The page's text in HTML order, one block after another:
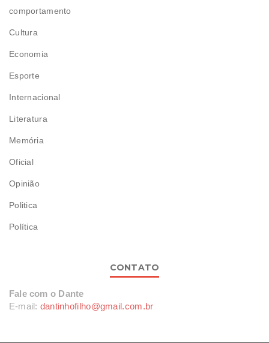
comportamento
Cultura
Economia
Esporte
Internacional
Literatura
Memória
Oficial
Opinião
Politica
Política
CONTATO
Fale com o Dante
E-mail: dantinhofilho@gmail.com.br